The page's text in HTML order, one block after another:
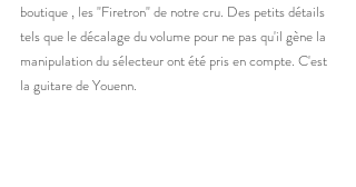
boutique , les "Firetron" de notre cru. Des petits détails
tels que le décalage du volume pour ne pas qu'il gène la
manipulation du sélecteur ont été pris en compte. C'est
la guitare de Youenn.